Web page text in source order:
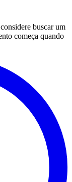
buscar um
começa quando